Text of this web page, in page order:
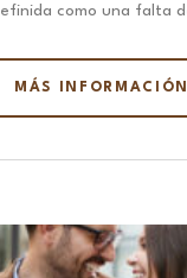
como una falta
MÁS INFORMACIÓN